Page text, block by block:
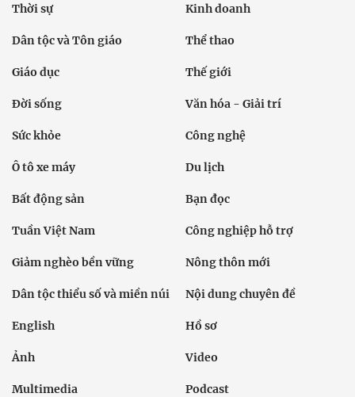
Thời sự Kinh doanh
Dân tộc và Tôn giáo Thể thao
Giáo dục Thế giới
Đời sống Văn hóa - Giải trí
Sức khỏe Công nghệ
Ô tô xe máy Du lịch
Bất động sản Bạn đọc
Tuần Việt Nam Công nghiệp hỗ trợ
Giảm nghèo bền vững Nông thôn mới
Dân tộc thiểu số và miền núi Nội dung chuyên đề
English Hồ sơ
Ảnh Video
Multimedia Podcast